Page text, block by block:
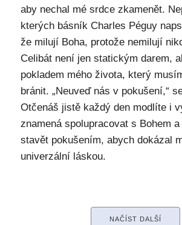
aby nechal mé srdce zkamenět.
kterých básník Charles Péguy
že milují Boha, protože nemilují
Celibát není jen statickým darem,
pokladem mého života, který
bránit. „Neuveď nás v pokušení,“
Otčenáš jistě každý den modlíte i
znamená spolupracovat s Bohem
stavět pokušením, abych dokázal
univerzální láskou.
NAČÍST DALŠÍ